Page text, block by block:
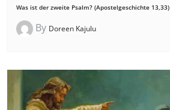
Was ist der zweite Psalm? (Apostelgeschichte 13,33)
By Doreen Kajulu